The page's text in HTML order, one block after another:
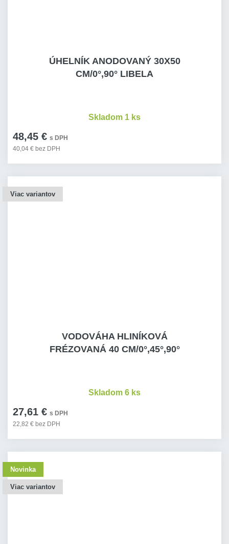
ÚHELNÍK ANODOVANÝ 30X50
CM/0°,90° LIBELA
48,45 € s DPH
40,04 € bez DPH
Skladom 1 ks
Viac variantov
VODOVÁHA HLINÍKOVÁ
FRÉZOVANÁ 40 CM/0°,45°,90°
27,61 € s DPH
22,82 € bez DPH
Skladom 6 ks
Novinka
Viac variantov